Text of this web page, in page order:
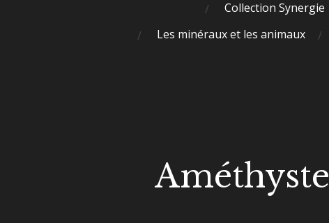
Collection Synergie
Les minéraux et les animaux
Améthyste